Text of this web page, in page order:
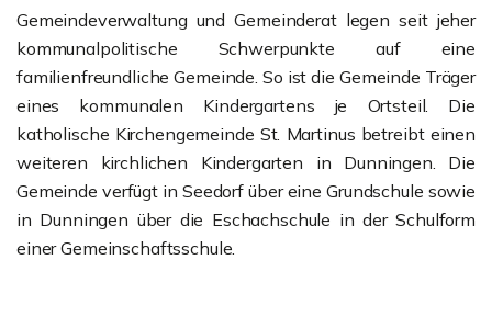
Gemeindeverwaltung und Gemeinderat legen seit jeher
kommunalpolitische Schwerpunkte auf eine
familienfreundliche Gemeinde. So ist die Gemeinde Träger
eines kommunalen Kindergartens je Ortsteil. Die
katholische Kirchengemeinde St. Martinus betreibt einen
weiteren kirchlichen Kindergarten in Dunningen. Die
Gemeinde verfügt in Seedorf über eine Grundschule sowie
in Dunningen über die Eschachschule in der Schulform
einer Gemeinschaftsschule.